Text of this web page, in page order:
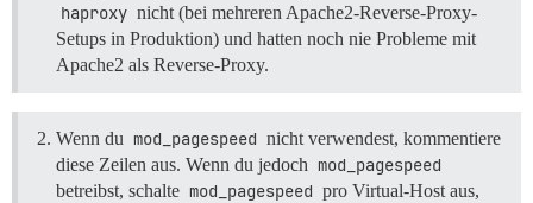
haproxy nicht (bei mehreren Apache2-Reverse-Proxy-
Setups in Produktion) und hatten noch nie Probleme mit
Apache2 als Reverse-Proxy.
Wenn du mod_pagespeed nicht verwendest, kommentiere
diese Zeilen aus. Wenn du jedoch mod_pagespeed
betreibst, schalte mod_pagespeed pro Virtual-Host aus,